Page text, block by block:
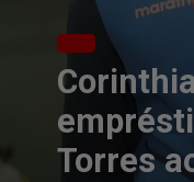
Torres